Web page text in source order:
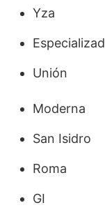
Yza
Unión
Moderna
San Isidro
Roma
GI